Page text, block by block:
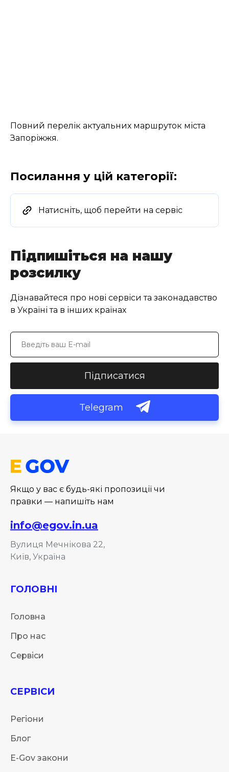
Повний перелік актуальних маршруток міста
Запоріжжя.
Посилання у цій категорії:
Натисніть, щоб перейти на сервіс
Підпишіться на нашу
розсилку
Дізнавайтеся про нові сервіси та законадавство
в Україні та в інших країнах
Підписатися
Telegram
Якщо у вас є будь-які пропозиції чи
правки — напишіть нам
info@egov.in.ua
Вулиця Мечнікова 22,
Київ, Україна
ГОЛОВНІ
Головна
Про нас
Сервіси
СЕРВІСИ
Регіони
Блог
E-Gov закони